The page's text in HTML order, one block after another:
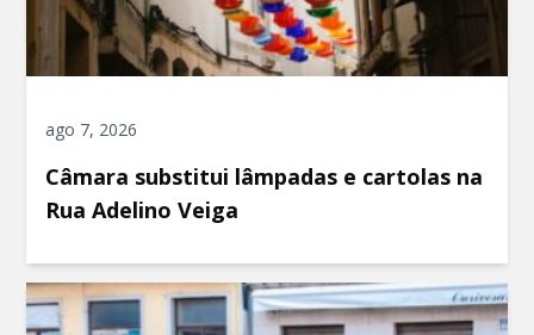
ago 7, 2026
Câmara substitui lâmpadas e cartolas na
Rua Adelino Veiga